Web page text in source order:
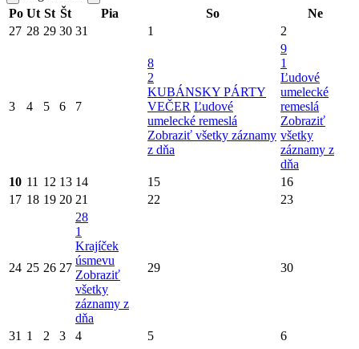
Po Ut St Št Pia So
Ne
27 28 29 30 31 1 2
3 4 5 6 7
8
2
KUBÁNSKY PÁRTY
VEČER Ľudové
umelecké remeslá
Zobraziť všetky záznamy
z dňa
9
1
Ľudové
umelecké
remeslá
Zobraziť
všetky
záznamy z
dňa
10 11 12 13 14 15
16
17 18 19 20 21 22 23
24 25 26 27
28
1
Krajíček
úsmevu
Zobraziť
všetky
záznamy z
dňa
29 30
31 1 2 3 4 5 6